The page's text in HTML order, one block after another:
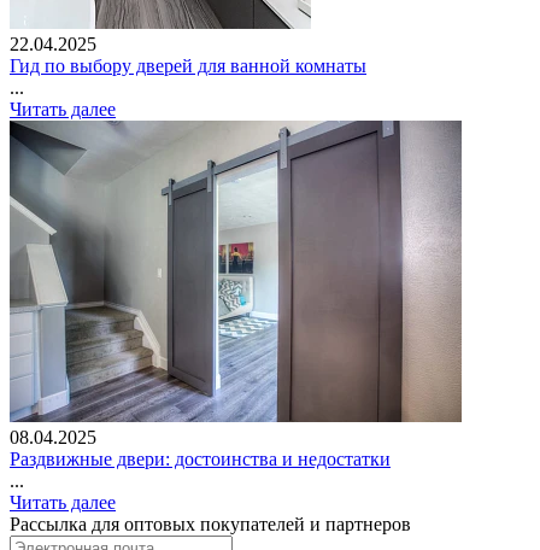
22.04.2025
Гид по выбору дверей для ванной комнаты
...
Читать далее
08.04.2025
Раздвижные двери: достоинства и недостатки
...
Читать далее
Рассылка для оптовых покупателей и партнеров